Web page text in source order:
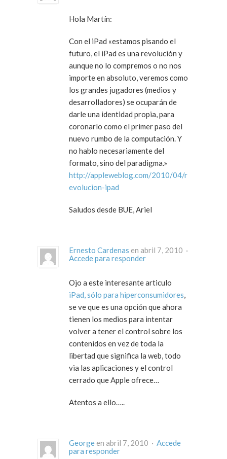
Hola Martín:
Con el iPad «estamos pisando el
futuro, el iPad es una revolución y
aunque no lo compremos o no nos
importe en absoluto, veremos como
los grandes jugadores (medios y
desarrolladores) se ocuparán de
darle una identidad propia, para
coronarlo como el primer paso del
nuevo rumbo de la computación. Y
no hablo necesariamente del
formato, sino del paradigma.»
http://appleweblog.com/2010/04/r
evolucion-ipad
Saludos desde BUE, Ariel
Ernesto Cardenas
en abril 7, 2010 ·
Accede para responder
Ojo a este interesante articulo
iPad, sólo para hiperconsumidores,
se ve que es una opción que ahora
tienen los medios para intentar
volver a tener el control sobre los
contenidos en vez de toda la
libertad que significa la web, todo
via las aplicaciones y el control
cerrado que Apple ofrece…
Atentos a ello…..
George en abril 7, 2010 · Accede
para responder